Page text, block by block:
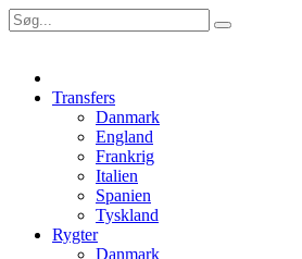
Transfers
Danmark
England
Frankrig
Italien
Spanien
Tyskland
Rygter
Danmark